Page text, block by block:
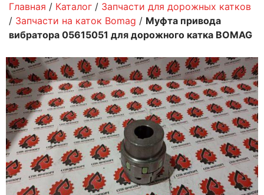
Главная / Каталог / Запчасти для дорожных катков
/ Запчасти на каток Bomag / Муфта привода
вибратора 05615051 для дорожного катка BOMAG